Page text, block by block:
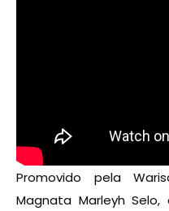
Promovido pela
Magnata Marleyh